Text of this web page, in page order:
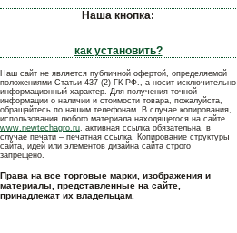
Наша кнопка:
как установить?
Наш сайт не является публичной офертой, определяемой
положениями Статьи 437 (2) ГК РФ., а носит исключительно
информационный характер. Для получения точной
информации о наличии и стоимости товара, пожалуйста,
обращайтесь по нашим телефонам. В случае копирования,
использования любого материала находящегося на сайте
www.newtechagro.ru, активная ссылка обязательна, в
случае печати – печатная ссылка. Копирование структуры
сайта, идей или элементов дизайна сайта строго
запрещено.
Права на все торговые марки, изображения и
материалы, представленные на сайте,
принадлежат их владельцам.